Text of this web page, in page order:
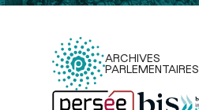
ARCHIVES
PARLEMENTAIRES